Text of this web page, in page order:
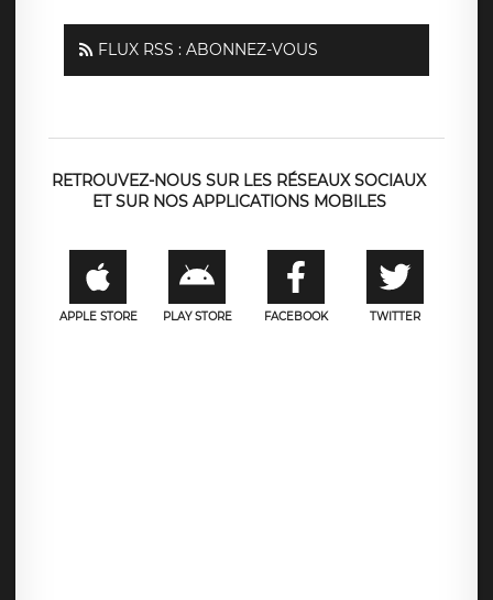
FLUX RSS : ABONNEZ-VOUS
RETROUVEZ-NOUS SUR LES RÉSEAUX SOCIAUX
ET SUR NOS APPLICATIONS MOBILES
APPLE STORE PLAY STORE FACEBOOK TWITTER